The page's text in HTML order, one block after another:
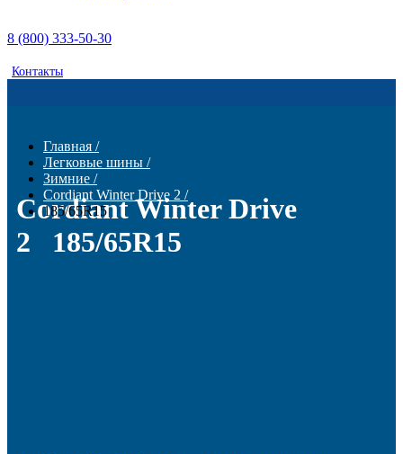
8 (800) 333-50-30
Контакты
Главная /
Легковые шины /
Зимние /
Cordiant Winter Drive 2 /
185/65R15
Cordiant Winter Drive
2 185/65R15